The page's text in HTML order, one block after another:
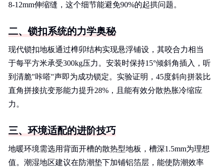
8-12mm伸缩缝，这个细节能避免90%的起拱问题。
二、锁扣系统的力学奥秘
现代锁扣地板通过榫卯结构实现悬浮铺设，其咬合力相当
于每平方米承受300kg压力。安装时保持15°倾斜角插入，听
到清脆"咔嗒"声即为成功锁定。实验证明，45度斜向拼装比
直角拼接抗变形能力提升28%，且能有效分散热胀冷缩应
力。
三、环境适配的进阶技巧
地暖环境需选用背面开槽的散热型地板，槽深1.5mm为理想
值。潮湿地区建议在防潮垫下加铺铝箔层，能使防潮效率